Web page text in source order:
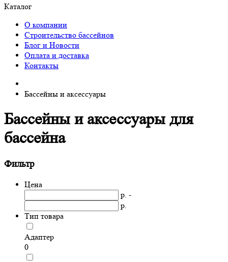
Каталог
О компании
Строительство бассейнов
Блог и Новости
Оплата и доставка
Контакты
Бассейны и аксессуары
Бассейны и аксессуары для
бассейна
Фильтр
Цена
р. -
р.
Тип товара
Адаптер
0